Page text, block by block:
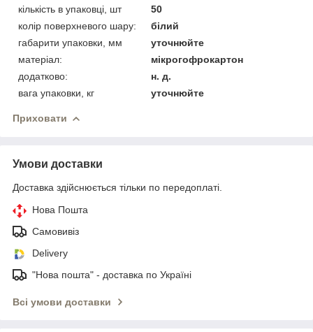
кількість в упаковці, шт
50
колір поверхневого шару:
білий
габарити упаковки, мм
уточнюйте
матеріал:
мікрогофрокартон
додатково:
н. д.
вага упаковки, кг
уточнюйте
Приховати
Умови доставки
Доставка здійснюється тільки по передоплаті.
Нова Пошта
Самовивіз
Delivery
"Нова пошта" - доставка по Україні
Всі умови доставки